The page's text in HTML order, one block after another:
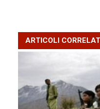
ARTICOLI